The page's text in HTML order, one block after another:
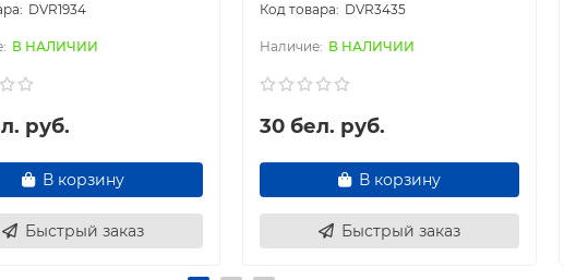
DVR1934
В НАЛИЧИИ
руб.
В корзину
Быстрый заказ
DVR3435
В НАЛИЧИИ
30 бел. руб.
В корзину
Быстрый заказ